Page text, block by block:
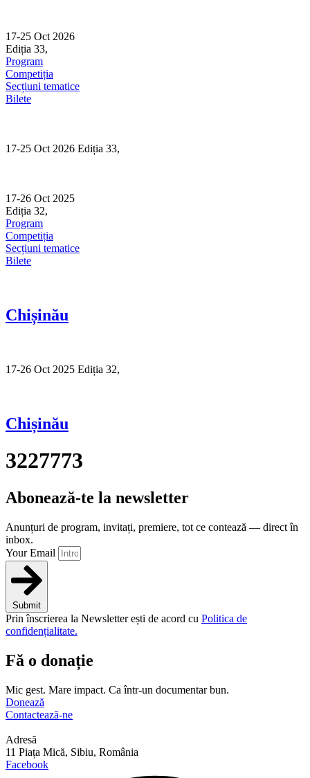
content
17-25 Oct 2026
Ediția 33,
Program
Competiția
Secțiuni tematice
Bilete
17-25 Oct 2026 Ediția 33,
17-26 Oct 2025
Ediția 32,
Program
Competiția
Secțiuni tematice
Bilete
Chișinău
17-26 Oct 2025 Ediția 32,
Chișinău
3227773
Abonează-te la newsletter
Anunțuri de program, invitați, premiere, tot ce contează — direct în
inbox.
Your Email
Submit
Prin înscrierea la Newsletter ești de acord cu Politica de
confidențialitate.
Fă o donație
Mic gest. Mare impact. Ca într-un documentar bun.
Donează
Contactează-ne
Adresă
11 Piața Mică, Sibiu, România
Facebook